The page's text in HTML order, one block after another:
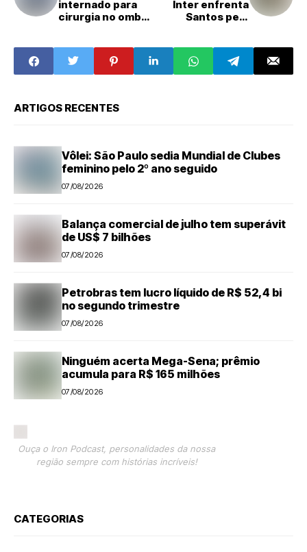
internado para
cirurgia no ombro
Inter enfrenta
Santos pelo
ARTIGOS RECENTES
Vôlei: São Paulo sedia Mundial de Clubes
feminino pelo 2º ano seguido
07/08/2026
Balança comercial de julho tem superávit
de US$ 7 bilhões
07/08/2026
Petrobras tem lucro líquido de R$ 52,4 bi
no segundo trimestre
07/08/2026
Ninguém acerta Mega-Sena; prêmio
acumula para R$ 165 milhões
07/08/2026
Ouça o Iron Podcast, personalidades da nossa
região sempre com histórias incríveis!
CATEGORIAS